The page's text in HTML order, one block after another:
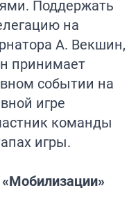
Поддержать
на
А. Векшин,
принимает
событии на
игре
команды
игры.